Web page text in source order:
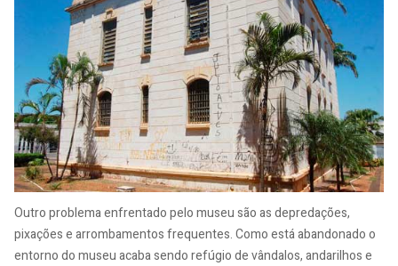
Outro problema enfrentado pelo museu são as depredações,
pixações e arrombamentos frequentes. Como está abandonado o
entorno do museu acaba sendo refúgio de vândalos, andarilhos e